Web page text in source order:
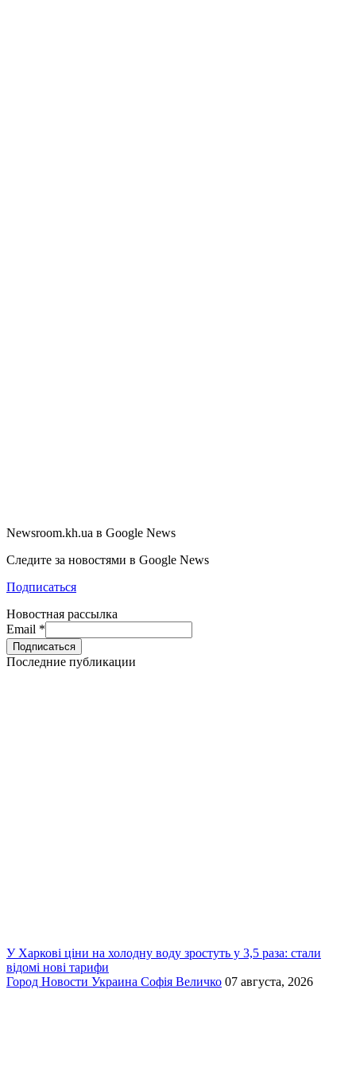
Newsroom.kh.ua в Google News
Следите за новостями в Google News
Подписаться
Новостная рассылка
Email *
Последние публикации
У Харкові ціни на холодну воду зростуть у 3,5 раза: стали
відомі нові тарифи
Город Новости Украина Софія Величко 07 августа, 2026